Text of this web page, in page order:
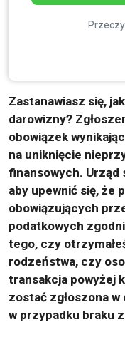
Zastanawiasz się,
darowizny?
obowiązek
na uniknięcie
finansowych. Urząd
aby upewnić się, że
obowiązujących
podatkowych
tego, czy
rodzeństwa, czy
transakcja powyżej
zostać zgłoszona
w przypadku braku